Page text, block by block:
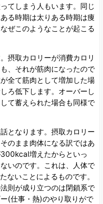
てしまう人もいます。同じ
る時期は太りある時期は痩
ぜこのようなことが起こる
摂取カロリーが消費カロリ
、それが筋肉になったので
全て筋肉として増加した場
ろ低下します。オーバーし
て蓄えられた場合も同様で
となります。摂取カロリー
のまま肉体になる訳ではあ
増えたからといっ
いのです。これは、人体で
ないことによるものです。
則が成り立つのは閉鎖系で
(仕事・熱)のやり取りがで